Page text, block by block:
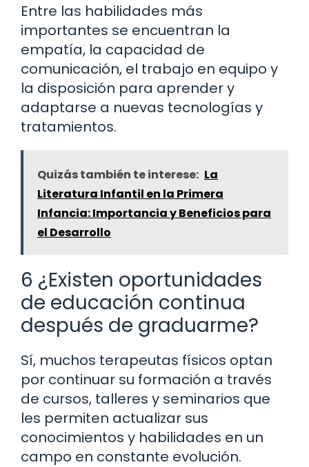
Entre las habilidades más
importantes se encuentran la
empatía, la capacidad de
comunicación, el trabajo en equipo y
la disposición para aprender y
adaptarse a nuevas tecnologías y
tratamientos.
Quizás también te interese: La
Literatura Infantil en la Primera
Infancia: Importancia y Beneficios para
el Desarrollo
6 ¿Existen oportunidades
de educación continua
después de graduarme?
Sí, muchos terapeutas físicos optan
por continuar su formación a través
de cursos, talleres y seminarios que
les permiten actualizar sus
conocimientos y habilidades en un
campo en constante evolución.